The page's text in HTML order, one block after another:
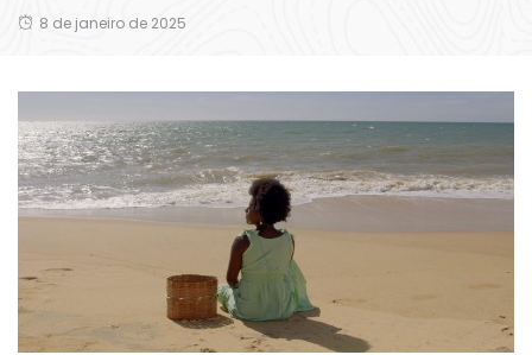
8 de janeiro de 2025